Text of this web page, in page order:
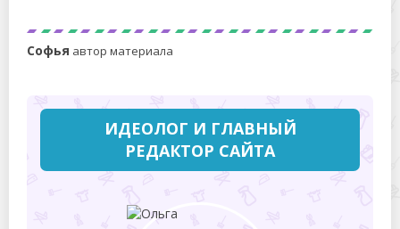
Софья автор материала
ИДЕОЛОГ И ГЛАВНЫЙ
РЕДАКТОР САЙТА